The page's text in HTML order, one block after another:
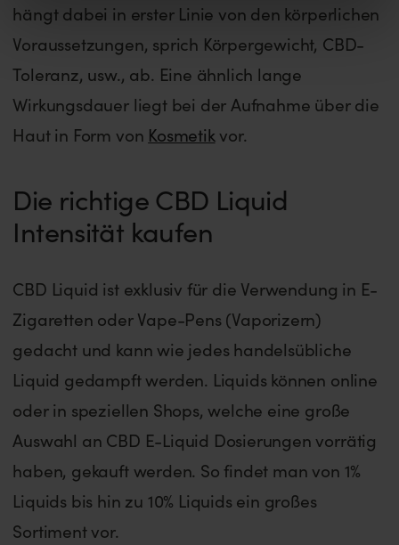
hängt dabei in erster Linie von den körperlichen
Voraussetzungen, sprich Körpergewicht, CBD-
Toleranz, usw., ab. Eine ähnlich lange
Wirkungsdauer liegt bei der Aufnahme über die
Haut in Form von Kosmetikvor.
Die richtige CBD Liquid
Intensität kaufen
CBD Liquid ist exklusiv für die Verwendung in E-
Zigaretten oder Vape-Pens (Vaporizern)
gedacht und kann wie jedes handelsübliche
Liquid gedampft werden. Liquids können online
oder in speziellen Shops, welche eine große
Auswahl an CBD E-Liquid Dosierungen vorrätig
haben, gekauft werden. So findet man von 1%
Liquids bis hin zu 10% Liquids ein großes
Sortiment vor.